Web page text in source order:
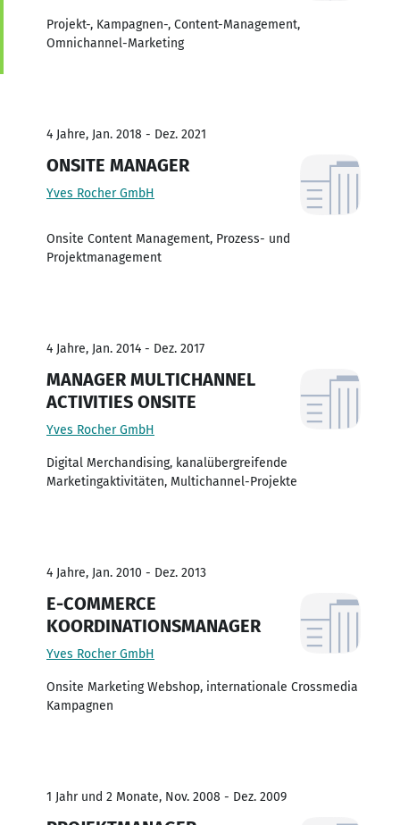
Projekt-, Kampagnen-, Content-Management,
Omnichannel-Marketing
4 Jahre, Jan. 2018 - Dez. 2021
ONSITE MANAGER
Yves Rocher GmbH
Onsite Content Management, Prozess- und
Projektmanagement
4 Jahre, Jan. 2014 - Dez. 2017
MANAGER MULTICHANNEL
ACTIVITIES ONSITE
Yves Rocher GmbH
Digital Merchandising, kanalübergreifende
Marketingaktivitäten, Multichannel-Projekte
4 Jahre, Jan. 2010 - Dez. 2013
E-COMMERCE
KOORDINATIONSMANAGER
Yves Rocher GmbH
Onsite Marketing Webshop, internationale Crossmedia
Kampagnen
1 Jahr und 2 Monate, Nov. 2008 - Dez. 2009